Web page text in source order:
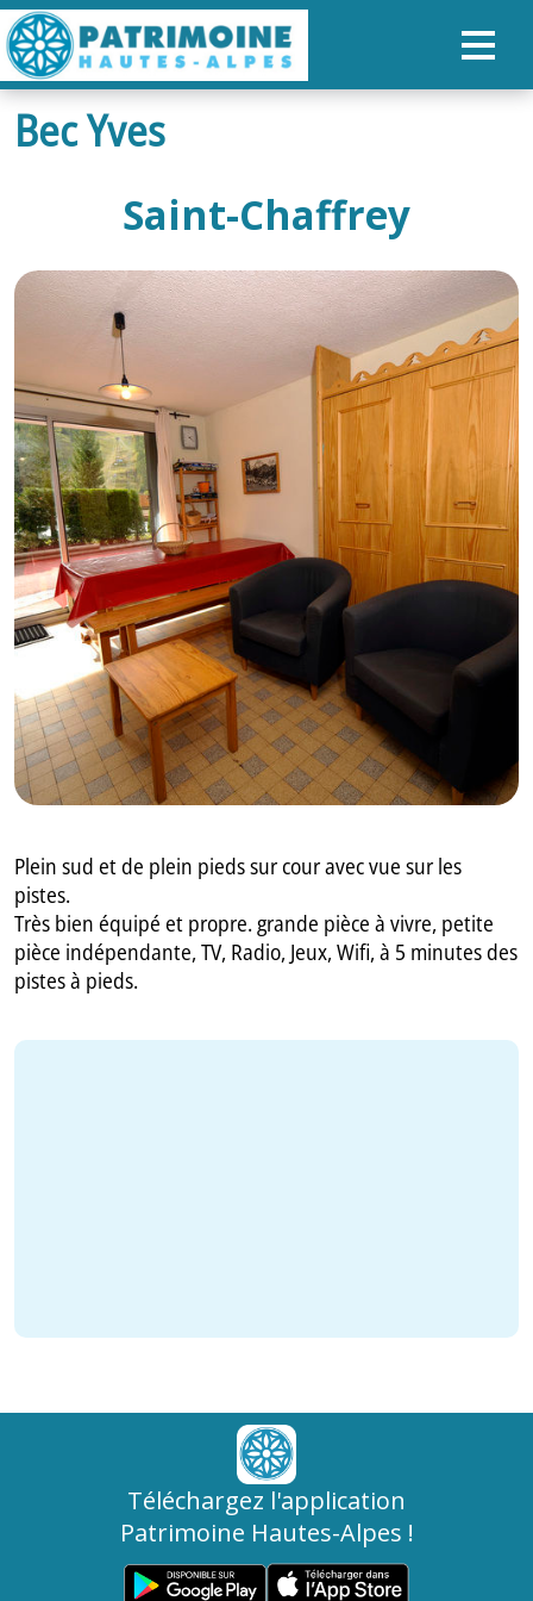
ACCUEIL
NOS PARCOURS
PATRIMOINE
RANDONNÉES
ORGANISER SON SÉJOUR
RECHERCHER
FR
GB
IT
Bec Yves
Saint-Chaffrey
Plein sud et de plein pieds sur cour avec vue sur les
pistes.
Très bien équipé et propre. grande pièce à vivre, petite
pièce indépendante, TV, Radio, Jeux, Wifi, à 5 minutes des
pistes à pieds.
Téléchargez l'application
Patrimoine Hautes-Alpes !